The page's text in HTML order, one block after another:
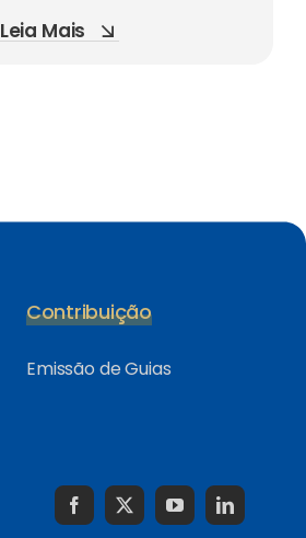
Leia Mais
Contribuição
Emissão de Guias